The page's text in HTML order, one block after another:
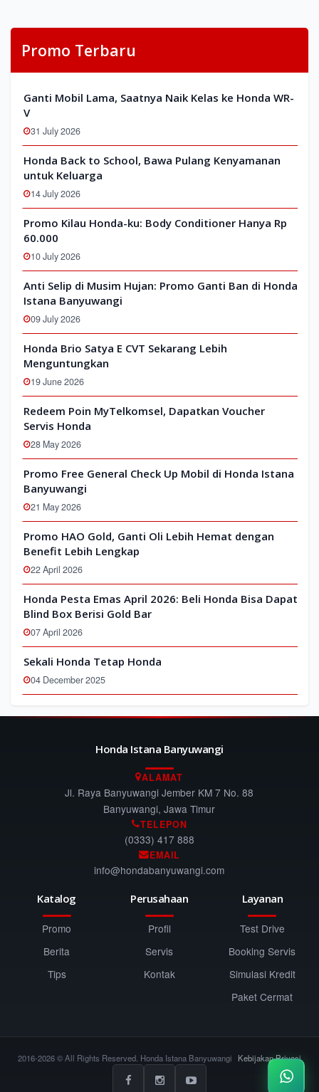
Promo Terbaru
Ganti Mobil Lama, Saatnya Naik Kelas ke Honda WR-
V
31 July 2026
Honda Back to School, Bawa Pulang Kenyamanan
untuk Keluarga
14 July 2026
Promo Kilau Honda-ku: Body Conditioner Hanya Rp
60.000
10 July 2026
Anti Selip di Musim Hujan: Promo Ganti Ban di Honda
Istana Banyuwangi
09 July 2026
Honda Brio Satya E CVT Sekarang Lebih
Menguntungkan
19 June 2026
Redeem Poin MyTelkomsel, Dapatkan Voucher
Servis Honda
28 May 2026
Promo Free General Check Up Mobil di Honda Istana
Banyuwangi
21 May 2026
Promo HAO Gold, Ganti Oli Lebih Hemat dengan
Benefit Lebih Lengkap
22 April 2026
Honda Pesta Emas April 2026: Beli Honda Bisa Dapat
Blind Box Berisi Gold Bar
07 April 2026
Sekali Honda Tetap Honda
04 December 2025
Honda Istana Banyuwangi
ALAMAT
Jl. Raya Banyuwangi Jember KM 7 No. 88
Banyuwangi, Jawa Timur
TELEPON
(0333) 417 888
EMAIL
info@hondabanyuwangi.com
Katalog
Promo
Berita
Tips
Perusahaan
Profil
Servis
Kontak
Layanan
Test Drive
Booking Servis
Simulasi Kredit
Paket Cermat
2016-2026 © All Rights Reserved. Honda Istana Banyuwangi Kebijakan Privasi